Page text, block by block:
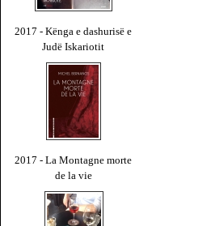
2017 - Kënga e dashurisë e
Judë Iskariotit
2017 - La Montagne morte
de la vie